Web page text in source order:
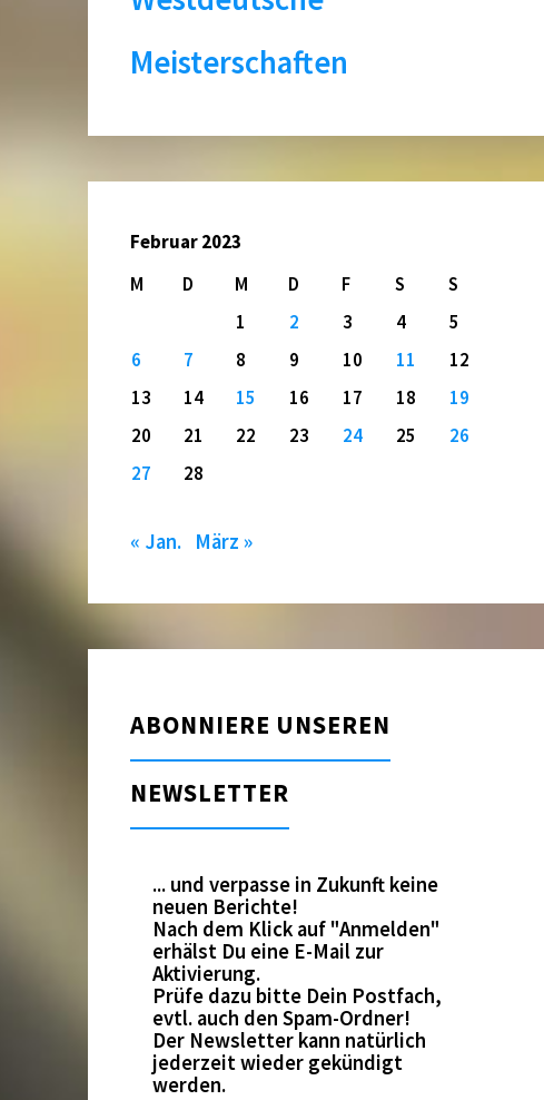
Meisterschaften
Februar 2023
M
D M D F S
S
1
2 3 4
5
6
7 8 9 10 11
12
13
14 15 16 17 18
19
20
21 22 23 24 25
26
27
28
« Jan. März »
ABONNIERE UNSEREN
NEWSLETTER
... und verpasse in Zukunft keine
neuen Berichte!
Nach dem Klick auf "Anmelden"
erhälst Du eine E-Mail zur
Aktivierung.
Prüfe dazu bitte Dein Postfach,
evtl. auch den Spam-Ordner!
Der Newsletter kann natürlich
jederzeit wieder gekündigt
werden.